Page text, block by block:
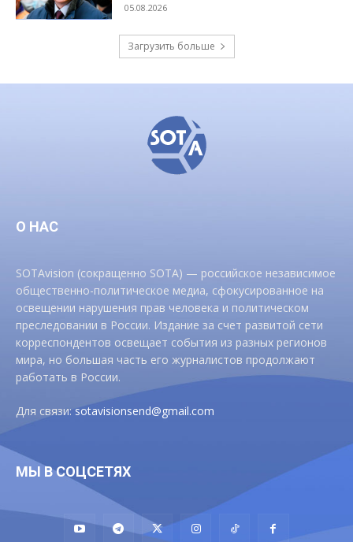
05.08.2026
Загрузить больше
О НАС
SOTAvision (сокращенно SOTA) — российское независимое
общественно-политическое медиа, сфокусированное на
освещении нарушения прав человека и политическом
преследовании в России. Издание за счет развитой сети
корреспондентов освещает события из разных регионов
мира, но большая часть его журналистов продолжают
работать в России.
Для связи:sotavisionsend@gmail.com
МЫ В СОЦСЕТЯХ